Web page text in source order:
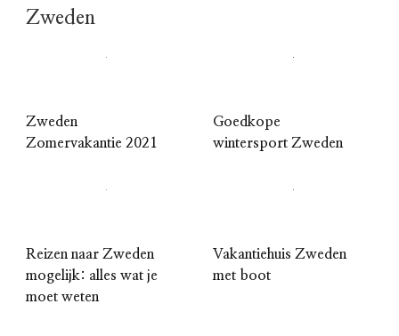
Zweden
Zweden
Zomervakantie 2021
Goedkope
wintersport Zweden
Reizen naar Zweden
mogelijk: alles wat je
moet weten
Vakantiehuis Zweden
met boot